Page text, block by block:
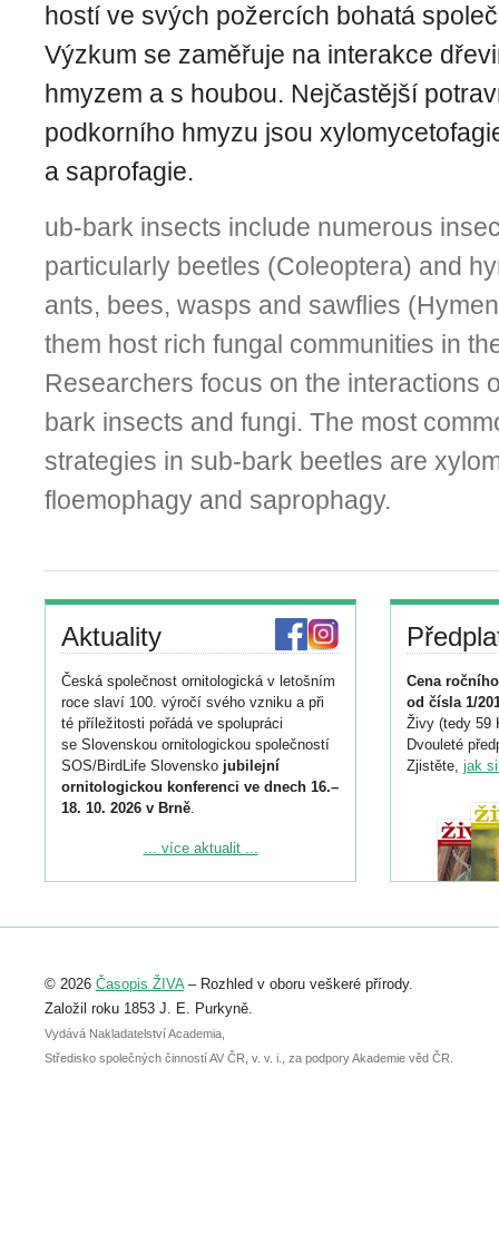
hostí ve svých požercích bohatá
Výzkum se zaměřuje na interakce
hmyzem a s houbou. Nejčastější
podkorního hmyzu jsou
a saprofagie.
ub-bark insects include numerous
particularly beetles (Coleoptera) and
ants, bees, wasps and sawflies
them host rich fungal communities in
Researchers focus on the interactions
bark insects and fungi. The most
strategies in sub-bark beetles are
floemophagy and saprophagy.
Aktuality
Česká společnost ornitologická v letošním
roce slaví 100. výročí svého vzniku a při
té příležitosti pořádá ve spolupráci
se Slovenskou ornitologickou společností
SOS/BirdLife Slovensko jubilejní
ornitologickou konferenci ve dnech 16.–
18. 10. 2026 v Brně.
Podrobnější informace ke konferenci
Registrovat se můžete do 6. září.
abstraktu přihlášené přednášky nebo
posteru je už 30. června.
... více aktualit ...
Cena
od čísla 1/
Živy (tedy 59
Dvouleté
Zjistěte, jak
© 2026 Časopis ŽIVA– Rozhled v oboru veškeré přírody.
Založil roku 1853 J. E. Purkyně.
Vydává Nakladatelství Academia,
Středisko společných činností AV ČR, v. v. i., za podpory Akademie věd ČR.